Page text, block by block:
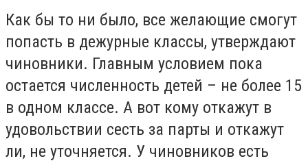
Как бы то ни было, все желающие смогут
попасть в дежурные классы, утверждают
чиновники. Главным условием пока
остается численность детей – не более 15
в одном классе. А вот кому откажут в
удовольствии сесть за парты и откажут
ли, не уточняется. У чиновников есть